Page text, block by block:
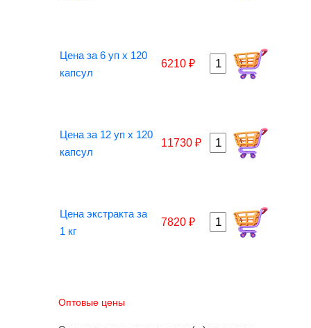
Цена за 6 уп х 120
капсул
6210 ₽
Цена за 12 уп х 120
капсул
11730 ₽
Цена экстракта за
1 кг
7820 ₽
Оптовые цены